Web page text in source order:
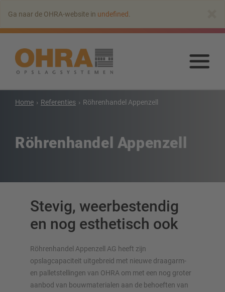
hoofdinhoud
springen
Ga naar de OHRA-website in undefined
Home Referenties Röhrenhandel Appenzell
Röhrenhandel Appenzell
Stevig, weerbestendig
en nog esthetisch ook
Röhrenhandel Appenzell AG heeft zijn
opslagcapaciteit uitgebreid met nieuwe draagarm-
en palletstellingen van OHRA om met een nog groter
aanbod van bouwmaterialen aan de behoeften van
Draagarmstelling met dak
Enkelzijdige draagarmstelling
Draagarmstellingen voor langgoed
Andere draagarmstellingen